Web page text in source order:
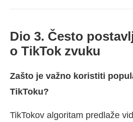
Dio 3. Često
o TikTok zvuku
Zašto je važno koristiti
TikToku?
TikTokov algoritam predlaže